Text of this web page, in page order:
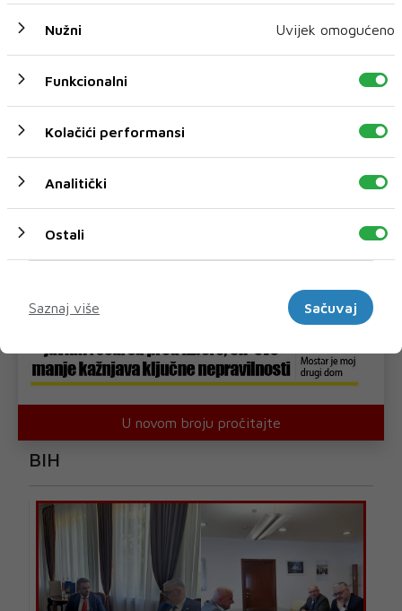
U novom broju pročitajte
BIH
Nužni Uvijek omogućeno
Funkcionalni
Kolačići performansi
Analitički
Ostali
Saznaj više
Sačuvaj